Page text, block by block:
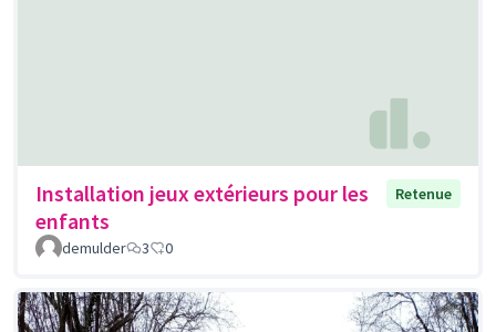
Installation jeux extérieurs pour les
enfants
Retenue
demulder 3 0